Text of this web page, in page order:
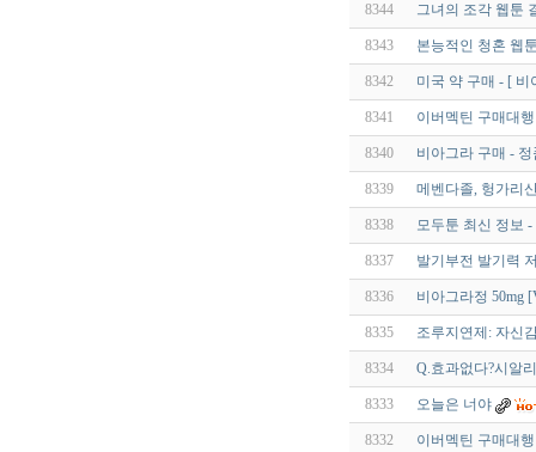
8344 그녀의 조각 웹툰
8343 본능적인 청혼 웹
8342 미국 약 구매 - [ 비
8341 이버멕틴 구매대
8340 비아그라 구매 -
8339 메벤다졸, 헝가리
8338 모두툰 최신 정보
8337 발기부전 발기력
8336 비아그라정 50mg
8335 조루지연제: 자신
8334 Q.효과없다?시알
8333 오늘은 너야
8332 이버멕틴 구매대